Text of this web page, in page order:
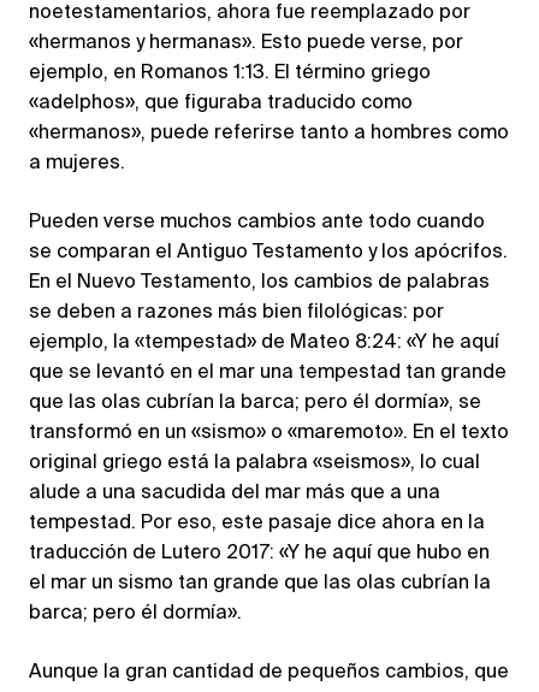
noetestamentarios, ahora fue reemplazado por
«hermanos y hermanas». Esto puede verse, por
ejemplo, en Romanos 1:13. El término griego
«adelphos», que figuraba traducido como
«hermanos», puede referirse tanto a hombres como
a mujeres.
Pueden verse muchos cambios ante todo cuando
se comparan el Antiguo Testamento y los apócrifos.
En el Nuevo Testamento, los cambios de palabras
se deben a razones más bien filológicas: por
ejemplo, la «tempestad» de Mateo 8:24: «Y he aquí
que se levantó en el mar una tempestad tan grande
que las olas cubrían la barca; pero él dormía», se
transformó en un «sismo» o «maremoto». En el texto
original griego está la palabra «seismos», lo cual
alude a una sacudida del mar más que a una
tempestad. Por eso, este pasaje dice ahora en la
traducción de Lutero 2017: «Y he aquí que hubo en
el mar un sismo tan grande que las olas cubrían la
barca; pero él dormía».
Aunque la gran cantidad de pequeños cambios, que